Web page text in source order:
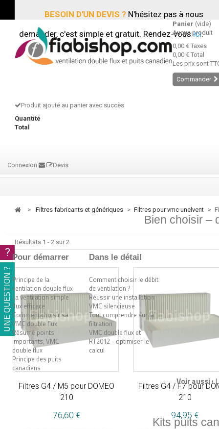
BESOIN D'UN DEVIS ?N'hésitez pas à nous
demander, c'est simple et gratuit. Rendez-vousici.
Panier (vide)
Aucun produit
0,00 € Taxes
0,00 € Total
Les prix sont
Commander
Produit ajouté au panier avec succès
Quantité
Total
Connexion Devis
Bien choisir –
Pour démarrer
Principe de la
ventilation double flux
La ventilation simple
flux efficace
Comment choisir sa
VMC double flux
Résumé points
importants, VMC
double flux
Principe des puits
canadiens
Dans le détail
Comment choisir le débit
de ventilation ?
Réussir une installation
VMC silencieuse
Tout comprendre sur la
filtration
VMC double flux et
RT2012 - optimiser le
calcul
Voir aussi :
Kits puits
> filtres fabricants et génériques > filtres pour vmc unelvent >
Résultats 1 - 2 sur 2.
Filtres G4 / M5 pour DOMEO
210
76,60 €
Filtres G4 / F7 pour
210
94,95 €
?
UNE QUESTION ?